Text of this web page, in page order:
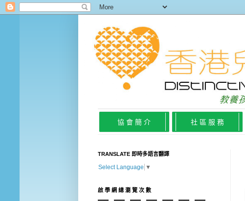
協 會 簡 介 社 區 服 務
TRANSLATE 即時多語言翻譯
Select Language ▼
啟 學 網 總 瀏 覽 次 數